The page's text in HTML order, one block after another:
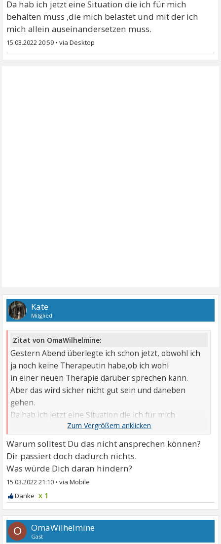
Da hab ich jetzt eine Situation die ich für mich
behalten muss ,die mich belastet und mit der ich
mich allein auseinandersetzen muss.
15.03.2022 20:59 •
Kate
Mitglied
Zitat von OmaWilhelmine:
Gestern Abend überlegte ich schon jetzt, obwohl ich
ja noch keine Therapeutin habe,ob ich wohl
in einer neuen Therapie darüber sprechen kann.
Aber das wird sicher nicht gut sein und daneben
gehen.
Da hab ich jetzt eine Situation die ich für mich
behalten muss ,die mich belastet und mit der ich mich
allein auseinandersetzen muss.
Warum solltest Du das nicht ansprechen können?
Dir passiert doch dadurch nichts.
Was würde Dich daran hindern?
15.03.2022 21:10 •
x 1
O OmaWilhelmine
Gast